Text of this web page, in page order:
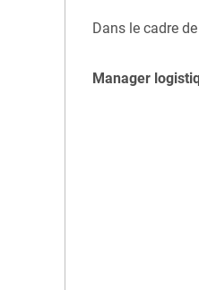
Dans le cadre
Manager